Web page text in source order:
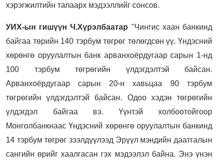
хэрэгжилтийн талаарх мэдээллийг сонсов.
УИХ-ын гишүүн Ч.Хүрэлбаатар "Чингис хаан банкинд
байгаа төрийн 140 тэрбум төгрөг төлөгдсөн үү. Үндэсний
хөрөнгө оруулалтын банк арванхоёрдугаар сарын 1-нд
100 тэрбум төгрөгийн үлдэгдэлтэй байсан.
Арванхоёрдугаар сарын 20-н хавьцаа 90 тэрбум
төгрөгийн үлдэгдэлтэй байсан. Одоо хэдэн төгрөгийн
үлдэгдэл байгаа вэ. Үүнтэй холбоотойгоор
Монголбанкнаас Үндэсний хөрөнгө оруулалтын банкинд
14 тэрбум төгрөг зээлдүүлээд Эрүүл мэндийн даатгалын
сангийн өрийг хаалгасан гэх мэдээлэл байна. Энэ үнэн